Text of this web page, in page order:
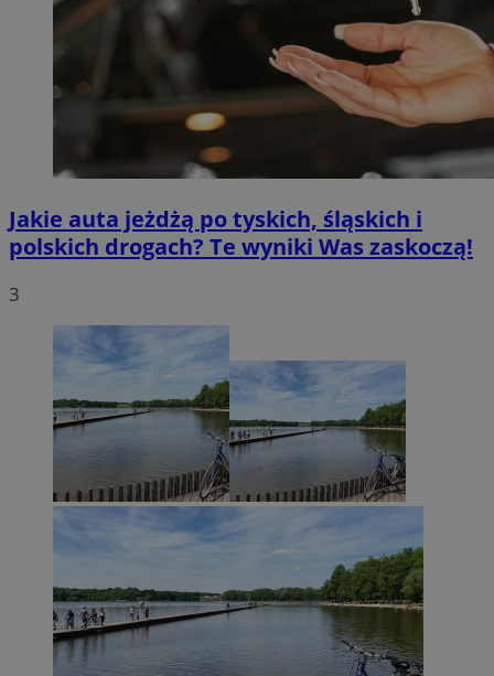
Jakie auta jeżdżą po tyskich, śląskich i
polskich drogach? Te wyniki Was zaskoczą!
3